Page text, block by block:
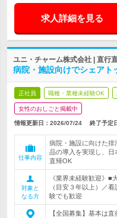
求人詳細を見る
ユニ・チャーム株式会社 | 直行
病院・施設向けでシェアト
正社員 職種・業種未経験OK
女性のおしごと掲載中
情報更新日：2026/07/24 終了予定
仕事内容
病院・施設に向けた
品の導入を実現し、
直帰OK
対象と
なる方
《業界未経験歓迎》■
（目安３年以上）／
験でも歓迎
【全国募集】基本は